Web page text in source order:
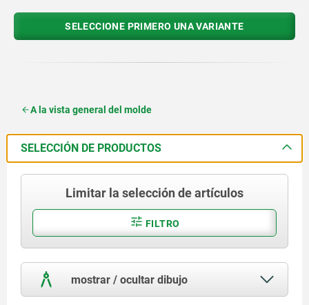
SELECCIONE PRIMERO UNA VARIANTE
A la vista general del molde
SELECCIÓN DE PRODUCTOS
Limitar la selección de artículos
FILTRO
mostrar / ocultar dibujo